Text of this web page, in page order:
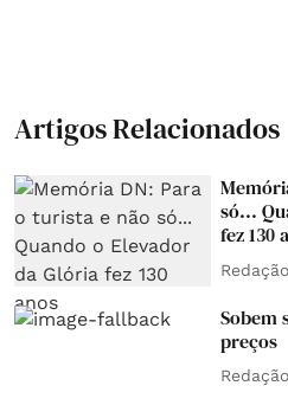
Artigos Relacionados
só...
fez 130
Sobem
preços